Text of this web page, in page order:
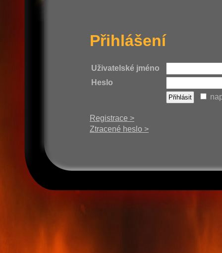
Přihlášení
Uživatelské jméno
Heslo
Registrace >
Ztracené heslo >